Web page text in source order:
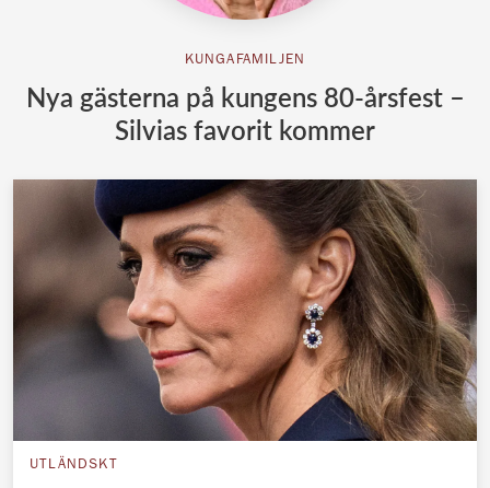
KUNGAFAMILJEN
Nya gästerna på kungens 80-årsfest –
Silvias favorit kommer
UTLÄNDSKT